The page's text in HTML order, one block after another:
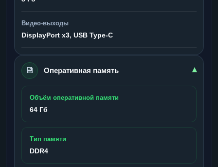
Видео-выходы
DisplayPort x3, USB Type-C
💾 Оперативная память ▾
Объём оперативной памяти
64 Гб
Тип памяти
DDR4